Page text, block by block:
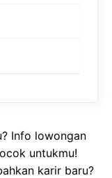
Info lowongan
untukmu!
karir baru?